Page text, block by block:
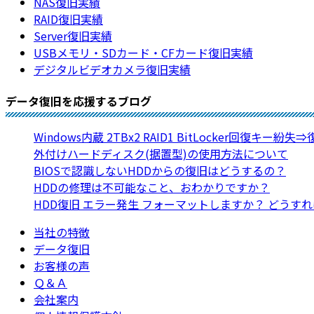
RAID復旧実績
Server復旧実績
USBメモリ・SDカード・CFカード復旧実績
デジタルビデオカメラ復旧実績
データ復旧を応援するブログ
Windows内蔵 2TBx2 RAID1 BitLocker回復キー紛失⇒
外付けハードディスク(据置型)の使用方法について
BIOSで認識しないHDDからの復旧はどうするの？
HDDの修理は不可能なこと、おわかりですか？
HDD復旧 エラー発生 フォーマットしますか？ どうす
当社の特徴
データ復旧
お客様の声
Ｑ＆Ａ
会社案内